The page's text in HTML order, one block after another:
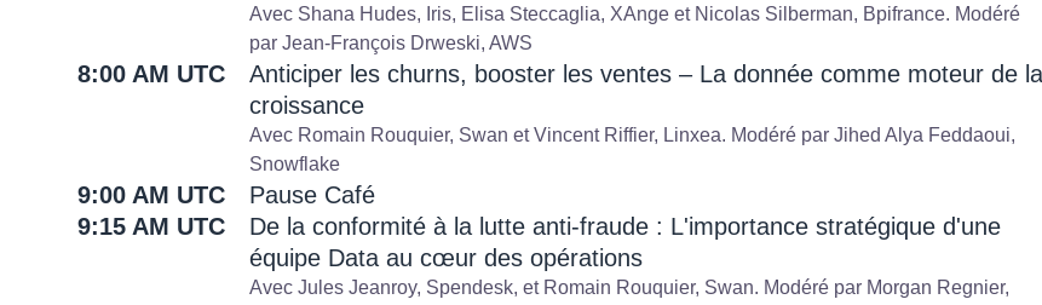
Avec Shana Hudes, Iris, Elisa Steccaglia, XAnge et Nicolas Silberman, Bpifrance. Modéré
par Jean-François Drweski, AWS
8:00 AM UTC
Anticiper les churns, booster les ventes – La donnée comme moteur de la
croissance
Avec Romain Rouquier, Swan et Vincent Riffier, Linxea. Modéré par Jihed Alya Feddaoui,
Snowflake
9:00 AM UTC
Pause Café
9:15 AM UTC
De la conformité à la lutte anti-fraude : L'importance stratégique d'une
équipe Data au cœur des opérations
Avec Jules Jeanroy, Spendesk, et Romain Rouquier, Swan. Modéré par Morgan Regnier,